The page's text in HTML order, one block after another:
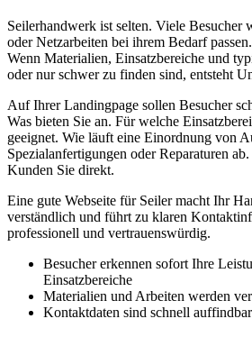
Seilerhandwerk ist selten. Viele Besucher
oder Netzarbeiten bei ihrem Bedarf
Wenn Materialien, Einsatzbereiche und
oder nur schwer zu finden sind, entsteht
Auf Ihrer Landingpage sollen Besucher
Was bieten Sie an. Für welche
geeignet. Wie läuft eine Einordnung von
Spezialanfertigungen oder Reparaturen
Kunden Sie direkt.
Eine gute Webseite für Seiler macht Ihr
verständlich und führt zu klaren
professionell und vertrauenswürdig.
Besucher erkennen sofort Ihre
Einsatzbereiche
Materialien und Arbeiten werden
Kontaktdaten sind schnell auffindbar